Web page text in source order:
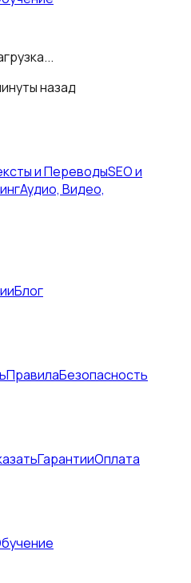
назад
и ПереводыSEO и
Аудио, Видео,
Блог
ПравилаБезопасность
ГарантииОплата